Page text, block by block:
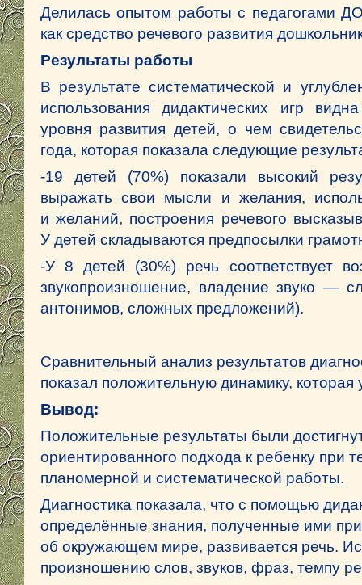
Делилась опытом работы с педагогами
как средство речевого развития
Результаты работы
В результате систематической и
использования дидактических игр
уровня развития детей, о чем
года, которая показала следующие
-19 детей (70%) показали высокий
выражать свои мысли и желания,
и желаний, построения речевого
У детей складываются предпосылки
-У 8 детей (30%) речь соответствует
звукопроизношение, владение звуко —
антонимов, сложных предложений).
Сравнительный анализ результатов
показал положительную динамику, которая
Вывод:
Положительные результаты были
ориентированного подхода к ребенку при
планомерной и систематической работы.
Диагностика показала, что с помощью
определённые знания, полученные ими
об окружающем мире, развивается речь.
произношению слов, звуков, фраз, темпу